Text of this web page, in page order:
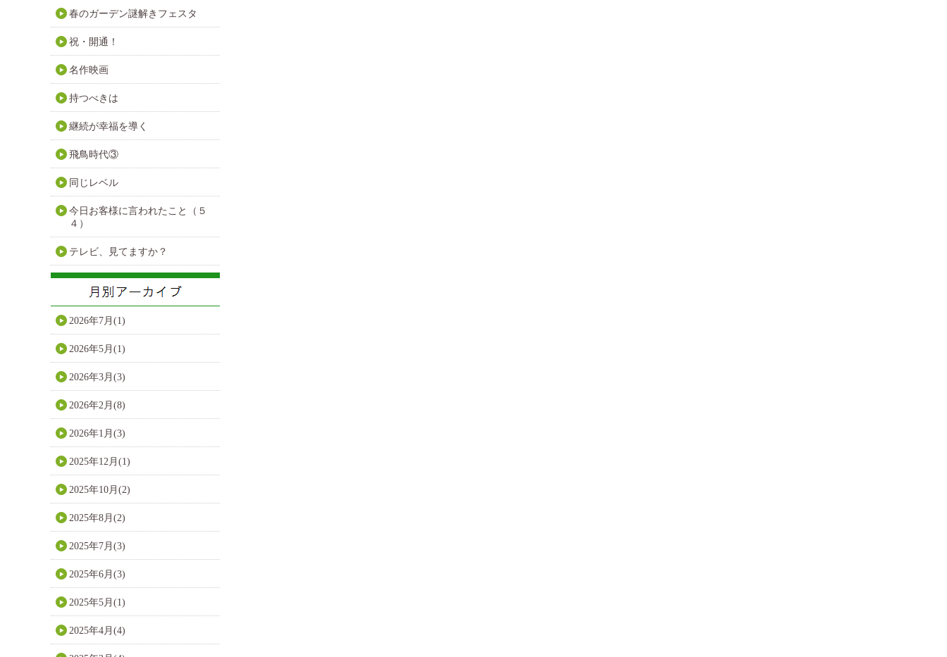
春のガーデン謎解きフェスタ
祝・開通！
名作映画
持つべきは
継続が幸福を導く
飛鳥時代③
同じレベル
今日お客様に言われたこと（５
４）
テレビ、見てますか？
2026年7月(1)
2026年5月(1)
2026年3月(3)
2026年2月(8)
2026年1月(3)
2025年12月(1)
2025年10月(2)
2025年8月(2)
2025年7月(3)
2025年6月(3)
2025年5月(1)
2025年4月(4)